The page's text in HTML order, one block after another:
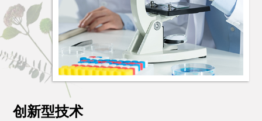
创新型技术